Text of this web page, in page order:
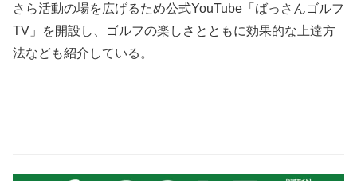
さら活動の場を広げるため公式YouTube「ばっさんゴルフ
TV」を開設し、ゴルフの楽しさとともに効果的な上達方
法なども紹介している。